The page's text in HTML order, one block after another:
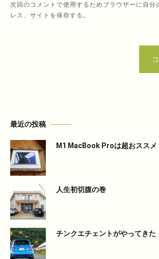
次回のコメントで使用するためブラウザーに自分
レス、サイトを保存する。
最近の投稿
M1 MacBook Proは超おススメ
人生初切腹の巻
チンクエチェントがやってきた